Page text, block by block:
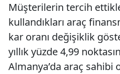
Müşterilerin tercih
kullandıkları araç
kar oranı değişiklik
yıllık yüzde 4,99
Almanya’da araç sahibi